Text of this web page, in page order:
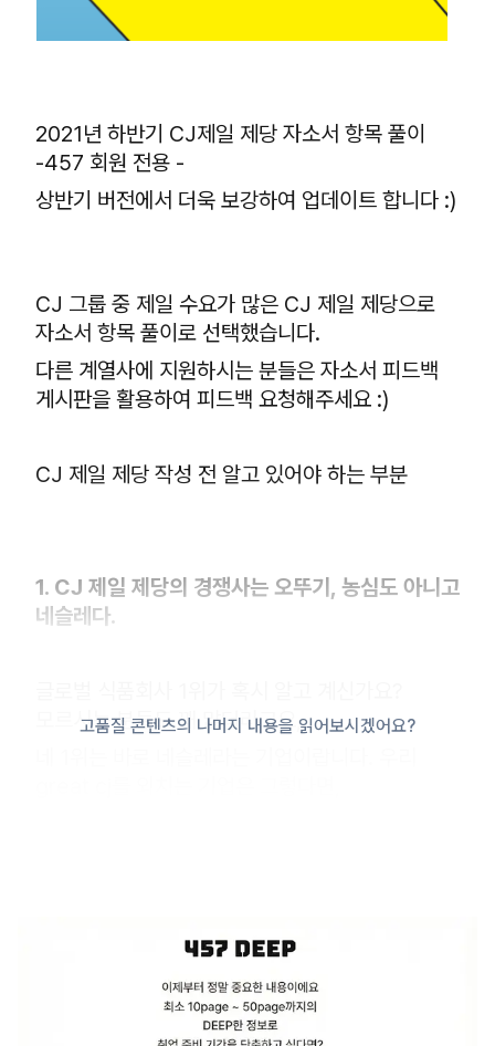
2021년 하반기 CJ제일 제당 자소서 항목 풀이
-457 회원 전용 -
상반기 버전에서 더욱 보강하여 업데이트 합니다 :)
CJ 그룹 중 제일 수요가 많은 CJ 제일 제당으로
자소서 항목 풀이로 선택했습니다.
다른 계열사에 지원하시는 분들은 자소서 피드백
게시판을 활용하여 피드백 요청해주세요 :)
CJ 제일 제당 작성 전 알고 있어야 하는 부분
1. CJ 제일 제당의 경쟁사는 오뚜기, 농심도 아니고
네슬레다.
모르시는 분들도 꽤 많더라고요,
2. 이제는 HRM보다는 밀키트, 샐러드쪽으로 사업
고품질 콘텐츠의 나머지 내용을 읽어보시겠어요?